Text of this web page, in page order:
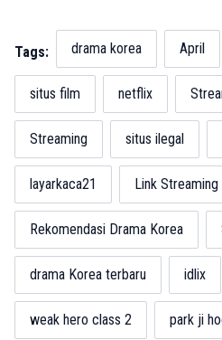
Tags: drama korea April
situs film netflix
Streaming situs ilegal
layarkaca21 Link Streaming
Rekomendasi Drama Korea
drama Korea terbaru idlix
weak hero class 2 park ji